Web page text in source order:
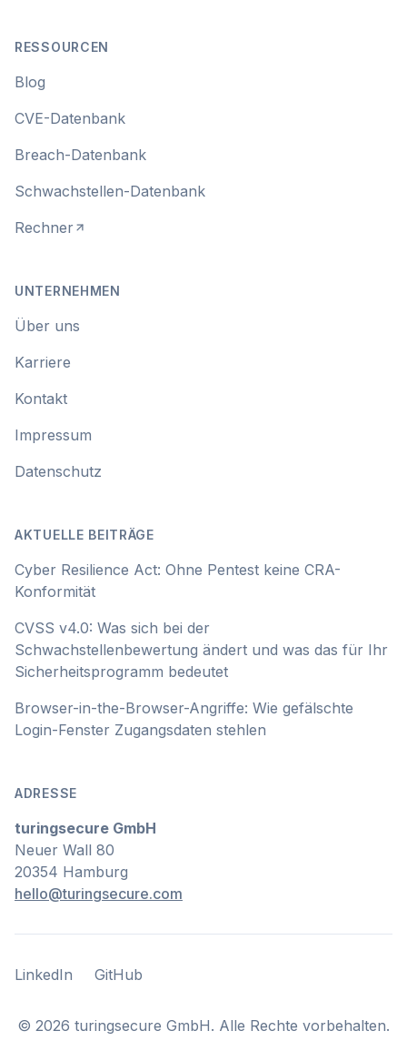
RESSOURCEN
Blog
CVE-Datenbank
Breach-Datenbank
Schwachstellen-Datenbank
Rechner
UNTERNEHMEN
Über uns
Karriere
Kontakt
Impressum
Datenschutz
AKTUELLE BEITRÄGE
Cyber Resilience Act: Ohne Pentest keine CRA-
Konformität
CVSS v4.0: Was sich bei der
Schwachstellenbewertung ändert und was das für Ihr
Sicherheitsprogramm bedeutet
Browser-in-the-Browser-Angriffe: Wie gefälschte
Login-Fenster Zugangsdaten stehlen
ADRESSE
turingsecure GmbH
Neuer Wall 80
20354 Hamburg
hello@turingsecure.com
LinkedIn
LinkedIn GitHub
GitHub
© 2026 turingsecure GmbH. Alle Rechte vorbehalten.